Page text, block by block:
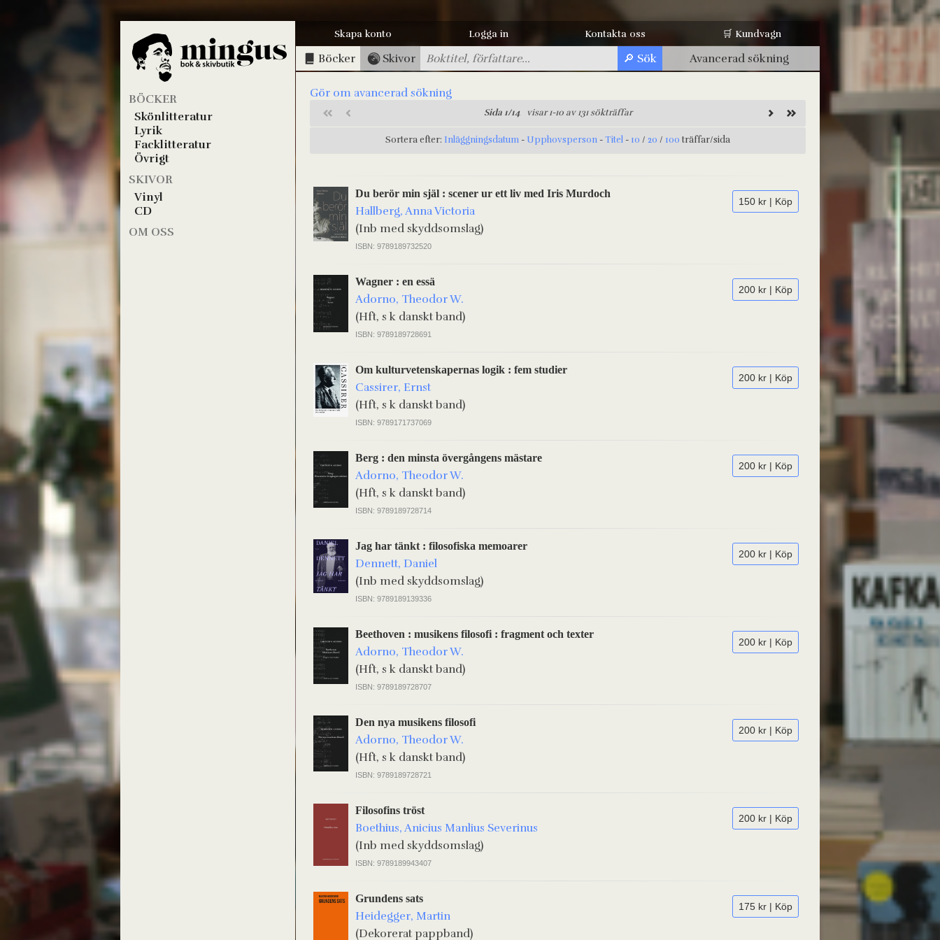
BÖCKER
Skönlitteratur
Lyrik
Facklitteratur
Övrigt
SKIVOR
Vinyl
CD
OM OSS
Skapa konto Logga in Kontakta oss 🛒 Kundvagn
Böcker Skivor Avancerad sökning
Gör om avancerad sökning
Sida 1/14visar 1-10 av 131 sökträffar
Sortera efter: Inläggningsdatum - Upphovsperson -Titel - 10 / 20 / 100 träffar/sida
150 kr | Köp
Du berör min själ : scener ur ett liv med Iris Murdoch
Hallberg, Anna Victoria
(Inb med skyddsomslag)
ISBN: 9789189732520
200 kr | Köp
Wagner : en essä
Adorno, Theodor W.
(Hft, s k danskt band)
ISBN: 9789189728691
200 kr | Köp
Om kulturvetenskapernas logik : fem studier
Cassirer, Ernst
(Hft, s k danskt band)
ISBN: 9789171737069
200 kr | Köp
Berg : den minsta övergångens mästare
Adorno, Theodor W.
(Hft, s k danskt band)
ISBN: 9789189728714
200 kr | Köp
Jag har tänkt : filosofiska memoarer
Dennett, Daniel
(Inb med skyddsomslag)
ISBN: 9789189139336
200 kr | Köp
Beethoven : musikens filosofi : fragment och texter
Adorno, Theodor W.
(Hft, s k danskt band)
ISBN: 9789189728707
200 kr | Köp
Den nya musikens filosofi
Adorno, Theodor W.
(Hft, s k danskt band)
ISBN: 9789189728721
200 kr | Köp
Filosofins tröst
Boethius, Anicius Manlius Severinus
(Inb med skyddsomslag)
ISBN: 9789189943407
175 kr | Köp
Grundens sats
Heidegger, Martin
(Dekorerat pappband)